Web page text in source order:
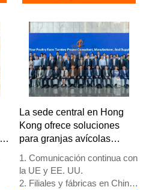
5. Número de
recepción/WhatsApp:
+8618830120193
La sede central en Hong
Kong ofrece soluciones
para granjas avícolas
UE y fabrica equipos para
granjas avícolas
1. Comunicación continua con
la UE y EE. UU.
2. Filiales y fábricas en China,